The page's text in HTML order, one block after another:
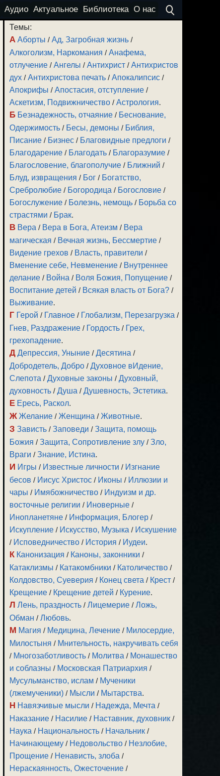
Аудио Актуальное Библиотека О нас
Темы:
А Аборты /Ад, Загробная жизнь /
Алкоголизм, Наркомания /Анафема,
отлучение /Ангелы /Антихрист /Антихристов
дух /Антихристова печать /Апокалипсис /
Апокрифы /Апостасия, отступление /
Аскетизм, Подвижничество /Астрология.
Б Безнадежность, отчаяние / Беснование,
Одержимость / Бесы, демоны / Библия,
Писание / Бизнес / Благовидные предлоги /
Благодарение / Благодать / Благоразумие /
Благословение, благополучие / Ближний /
Блуд, извращения / Бог / Богатство,
Сребролюбие / Богородица / Богословие /
Богослужение / Болезнь, немощь / Борьба со
страстями / Брак.
В Вера / Вера в Бога, Атеизм / Вера
магическая / Вечная жизнь, Бессмертие /
Видение грехов / Власть, правители /
Вменение себе, Невменение / Внутреннее
делание / Война / Воля Божия, Попущение /
Воспитание детей / Всякая власть от Бога? /
Выживание.
Г Герой / Главное / Глобализм, Перезагрузка /
Гнев, Раздражение / Гордость / Грех,
грехопадение.
Д Депрессия, Уныние /Десятина /
Добродетель, Добро /Духовное вИдение,
Слепота /Духовные законы /Духовный,
духовность /Душа /Душевность, Эстетика.
Е Ересь, Раскол.
Ж Желание /Женщина /Животные.
З Зависть /Заповеди /Защита, помощь
Божия /Защита, Сопротивление злу /Зло,
Враги /Знание, Истина.
И Игры / Известные личности / Изгнание
бесов / Иисус Христос / Иконы / Иллюзии и
чары / Имябожничество / Индуизм и др.
восточные религии / Иноверные /
Инопланетяне / Информация, Блогер /
Искупление / Искусство, Музыка / Искушение
/ Исповедничество / История / Иудеи.
К Канонизация / Каноны, законники /
Катаклизмы / Катакомбники / Католичество /
Колдовство, Суеверия / Конец света / Крест /
Крещение / Крещение детей / Курение.
Л Лень, праздность /Лицемерие /Ложь,
Обман /Любовь.
М Магия / Медицина, Лечение / Милосердие,
Милостыня / Мнительность, накручивать себя
/ Многозаботливость / Молитва / Монашество
и соблазны / Московская Патриархия /
Мусульманство, ислам / Мученики
(лжемученики) / Мысли / Мытарства.
Н Навязчивые мысли / Надежда, Мечта /
Наказание / Насилие / Наставник, духовник /
Наука / Национальность / Начальник /
Начинающему / Недовольство / Незлобие,
Прощение / Ненависть, злоба /
Нераскаянность, Ожесточение /